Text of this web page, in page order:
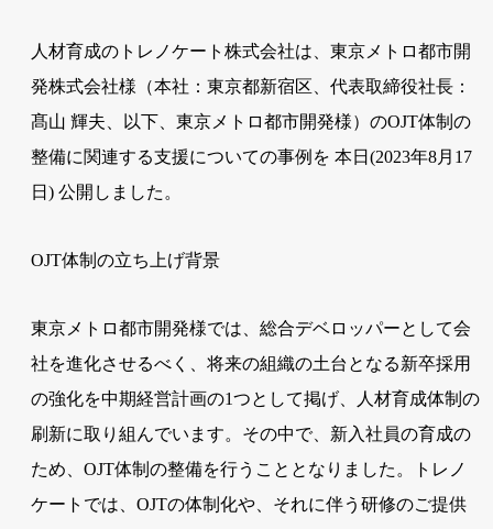
人材育成のトレノケート株式会社は、東京メトロ都市開
発株式会社様（本社：東京都新宿区、代表取締役社長：
髙山 輝夫、以下、東京メトロ都市開発様）のOJT体制の
整備に関連する支援についての事例を 本日(2023年8月17
日) 公開しました。
OJT体制の立ち上げ背景
東京メトロ都市開発様では、総合デベロッパーとして会
社を進化させるべく、将来の組織の土台となる新卒採用
の強化を中期経営計画の1つとして掲げ、人材育成体制の
刷新に取り組んでいます。その中で、新入社員の育成の
ため、OJT体制の整備を行うこととなりました。トレノ
ケートでは、OJTの体制化や、それに伴う研修のご提供